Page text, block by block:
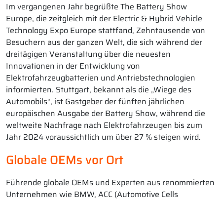
Im vergangenen Jahr begrüßte The Battery Show
Europe, die zeitgleich mit der Electric & Hybrid Vehicle
Technology Expo Europe stattfand, Zehntausende von
Besuchern aus der ganzen Welt, die sich während der
dreitägigen Veranstaltung über die neuesten
Innovationen in der Entwicklung von
Elektrofahrzeugbatterien und Antriebstechnologien
informierten. Stuttgart, bekannt als die „Wiege des
Automobils“, ist Gastgeber der fünften jährlichen
europäischen Ausgabe der Battery Show, während die
weltweite Nachfrage nach Elektrofahrzeugen bis zum
Jahr 2024 voraussichtlich um über 27 % steigen wird.
Globale OEMs vor Ort
Führende globale OEMs und Experten aus renommierten
Unternehmen wie BMW, ACC (Automotive Cells